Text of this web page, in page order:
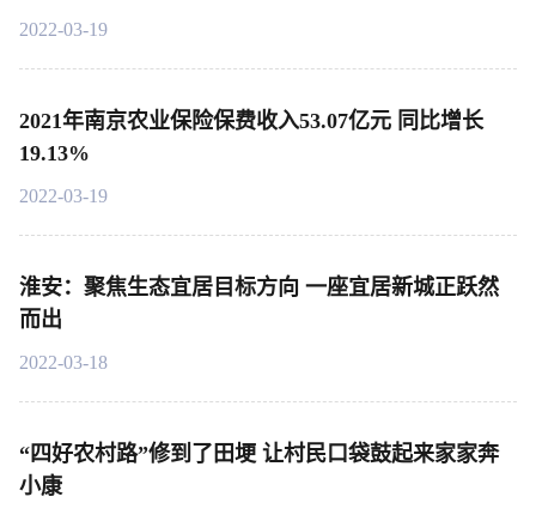
2022-03-19
2021年南京农业保险保费收入53.07亿元 同比增长
19.13%
2022-03-19
淮安：聚焦生态宜居目标方向 一座宜居新城正跃然
而出
2022-03-18
“四好农村路”修到了田埂 让村民口袋鼓起来家家奔
小康